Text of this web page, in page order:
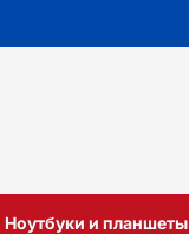
Ноутбуки и планшеты